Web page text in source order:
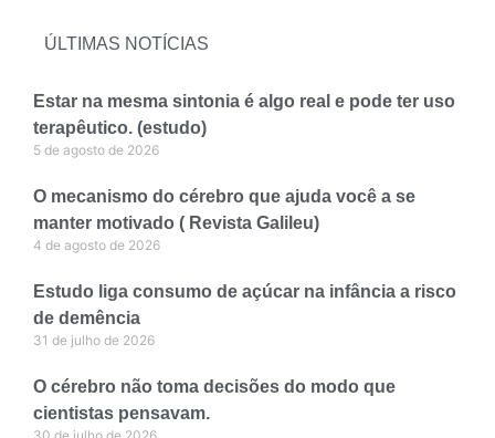
ÚLTIMAS NOTÍCIAS
Estar na mesma sintonia é algo real e pode ter uso
terapêutico. (estudo)
5 de agosto de 2026
O mecanismo do cérebro que ajuda você a se
manter motivado ( Revista Galileu)
4 de agosto de 2026
Estudo liga consumo de açúcar na infância a risco
de demência
31 de julho de 2026
O cérebro não toma decisões do modo que
cientistas pensavam.